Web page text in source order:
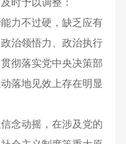
时予以调整：
不过硬，缺乏应有
治领悟力、政治执行
彻落实党中央决策部
落地见效上存在明显
动摇，在涉及党的